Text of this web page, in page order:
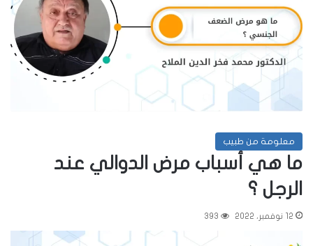
معلومة من طبيب
ما هي أسباب مرض الدوالي عند
الرجل ؟
12 نوفمبر، 2022 393